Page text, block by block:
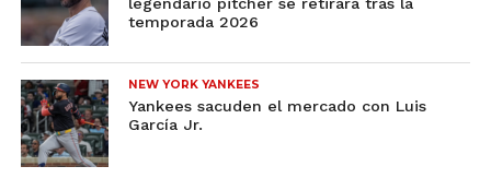
temporada 2026
NEW YORK YANKEES
Yankees sacuden el mercado con Luis
García Jr.